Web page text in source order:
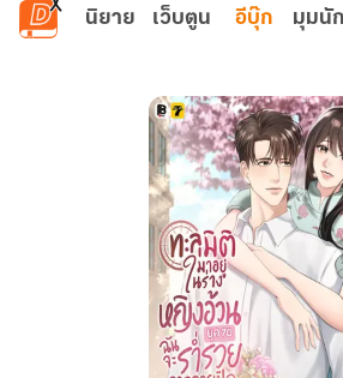
ข้ามไปยังเนื้อหาหลัก
นิยาย เว็บตูน อีบุ๊ก มุมนั